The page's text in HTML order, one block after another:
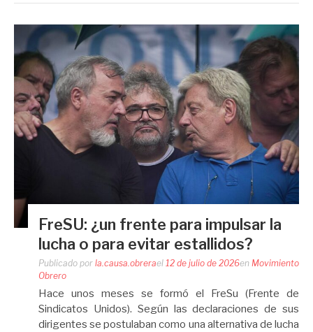
FreSU: ¿un frente para impulsar la
lucha o para evitar estallidos?
Publicado por la.causa.obrerael 12 de julio de 2026en Movimiento
Obrero
Hace unos meses se formó el FreSu (Frente de
Sindicatos Unidos). Según las declaraciones de sus
dirigentes se postulaban como una alternativa de lucha